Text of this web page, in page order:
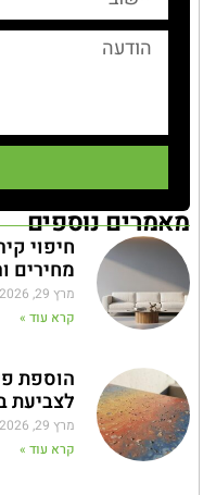
מאמרים נוספים
חיפוי
מחירים
מרץ 29, 2026
קרא עוד »
הוספת
לצביעת
מרץ 29, 2026
קרא עוד »